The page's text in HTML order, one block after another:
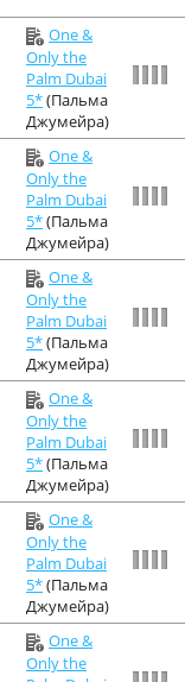
One &
Only the
Palm Dubai
5*(Пальма
Джумейра)
One &
Only the
Palm Dubai
5*(Пальма
Джумейра)
One &
Only the
Palm Dubai
5*(Пальма
Джумейра)
One &
Only the
Palm Dubai
5*(Пальма
Джумейра)
One &
Only the
Palm Dubai
5*(Пальма
Джумейра)
One &
Only the